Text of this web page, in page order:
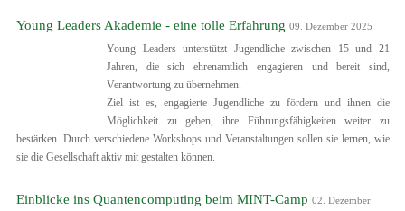
Young Leaders Akademie - eine tolle Erfahrung 09. Dezember 2025
Young Leaders unterstützt Jugendliche zwischen 15 und 21
Jahren, die sich ehrenamtlich engagieren und bereit sind,
Verantwortung zu übernehmen.
Ziel ist es, engagierte Jugendliche zu fördern und ihnen die
Möglichkeit zu geben, ihre Führungsfähigkeiten weiter zu
bestärken. Durch verschiedene Workshops und Veranstaltungen sollen sie lernen, wie
sie die Gesellschaft aktiv mit gestalten können.
Einblicke ins Quantencomputing beim MINT-Camp 02. Dezember